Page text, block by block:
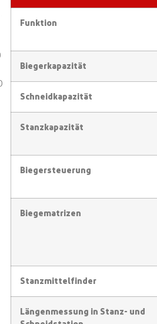
Funktion
Biegerkapazität
Schneidkapazität
Stanzkapazität
Biegersteuerung
Biegematrizen
Stanzmittelfinder
Längenmessung in Stanz- und